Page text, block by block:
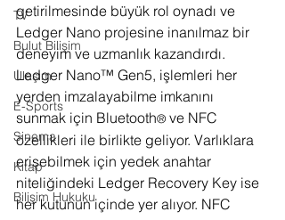
TV
Bulut Bilişim
Ulaşım
E-Sports
Sinema
Kitap
Bilişim Hukuku
getirilmesinde büyük rol oynadı ve
Ledger Nano projesine inanılmaz bir
deneyim ve uzmanlık kazandırdı.
Ledger Nano™ Gen5, işlemleri her
yerden imzalayabilme imkanını
sunmak için Bluetooth® ve NFC
özellikleri ile birlikte geliyor. Varlıklara
erişebilmek için yedek anahtar
niteliğindeki Ledger Recovery Key ise
her kutunun içinde yer alıyor. NFC